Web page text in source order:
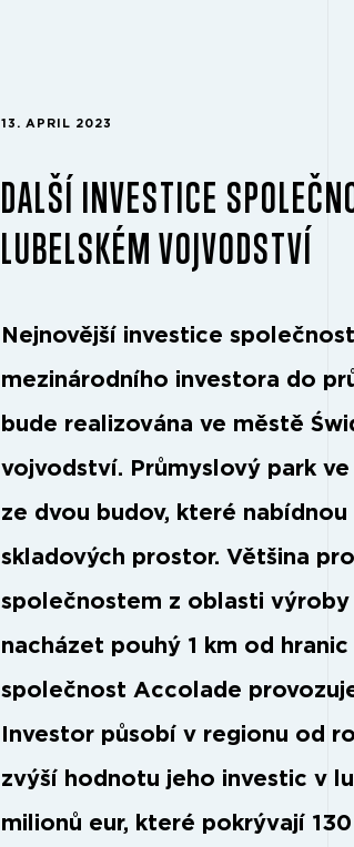
13. APRIL 2023
DALŠÍ INVESTICE
LUBELSKÉM VOJVODSTVÍ
Nejnovější investice
mezinárodního investora do
bude realizována ve městě
vojvodství. Průmyslový park
ze dvou budov, které
skladových prostor. Většina
společnostem z oblasti výroby
nacházet pouhý 1 km od
společnost Accolade
Investor působí v regionu od
zvýší hodnotu jeho investic v
milionů eur, které pokrývají